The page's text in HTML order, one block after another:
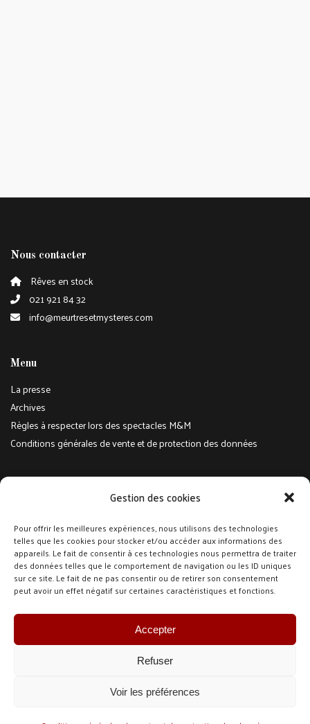
Gestion des cookies
Pour offrir les meilleures expériences, nous utilisons des technologies
telles que les cookies pour stocker et/ou accéder aux informations des
appareils. Le fait de consentir à ces technologies nous permettra de traiter
des données telles que le comportement de navigation ou les ID uniques
sur ce site. Le fait de ne pas consentir ou de retirer son consentement
peut avoir un effet négatif sur certaines caractéristiques et fonctions.
Accepter
Refuser
Voir les préférences
Nous contacter
Rêves en stock
021 921 84 32
info@meurtresetmysteres.com
Menu
La presse
Archives
Règles à respecter lors des spectacles M&M
Conditions générales de vente et de protection des données
@meurtresetmysteres
@meurtresetmysteres
Newsletter